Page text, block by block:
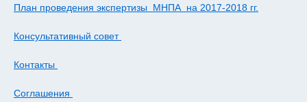
План проведения экспертизы МНПА на 2017-2018 гг.
Консультативный совет
Контакты
Соглашения